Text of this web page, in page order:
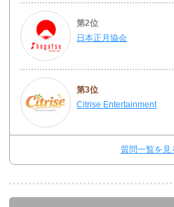
第2位
日本正月協会
第3位
Citrise Entertainment
質問一覧を見